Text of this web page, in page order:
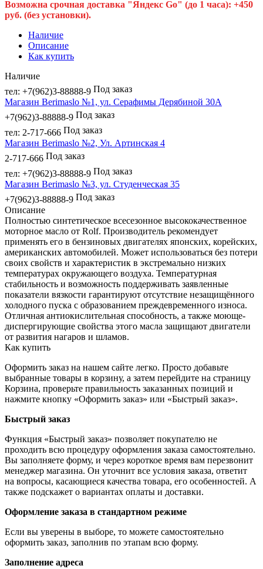
Возможна срочная доставка "Яндекс Go" (до 1 часа): +450
руб. (без установки).
Наличие
Описание
Как купить
Наличие
тел: +7(962)3-88888-9 Под заказ
Магазин Berimaslo №1, ул. Серафимы Дерябиной 30А
+7(962)3-88888-9 Под заказ
тел: 2-717-666 Под заказ
Магазин Berimaslo №2, Ул. Артинская 4
2-717-666 Под заказ
тел: +7(962)3-88888-9 Под заказ
Магазин Berimaslo №3, ул. Студенческая 35
+7(962)3-88888-9 Под заказ
Описание
Полностью синтетическое всесезонное высококачественное
моторное масло от Rolf. Производитель рекомендует
применять его в бензиновых двигателях японских, корейских,
американских автомобилей. Может использоваться без потери
своих свойств и характеристик в экстремально низких
температурах окружающего воздуха. Температурная
стабильность и возможность поддерживать заявленные
показатели вязкости гарантируют отсутствие незащищённого
холодного пуска с образованием преждевременного износа.
Отличная антиокислительная способность, а также моюще-
диспергирующие свойства этого масла защищают двигатели
от развития нагаров и шламов.
Как купить
Оформить заказ на нашем сайте легко. Просто добавьте
выбранные товары в корзину, а затем перейдите на страницу
Корзина, проверьте правильность заказанных позиций и
нажмите кнопку «Оформить заказ» или «Быстрый заказ».
Быстрый заказ
Функция «Быстрый заказ» позволяет покупателю не
проходить всю процедуру оформления заказа самостоятельно.
Вы заполняете форму, и через короткое время вам перезвонит
менеджер магазина. Он уточнит все условия заказа, ответит
на вопросы, касающиеся качества товара, его особенностей. А
также подскажет о вариантах оплаты и доставки.
Оформление заказа в стандартном режиме
Если вы уверены в выборе, то можете самостоятельно
оформить заказ, заполнив по этапам всю форму.
Заполнение адреса